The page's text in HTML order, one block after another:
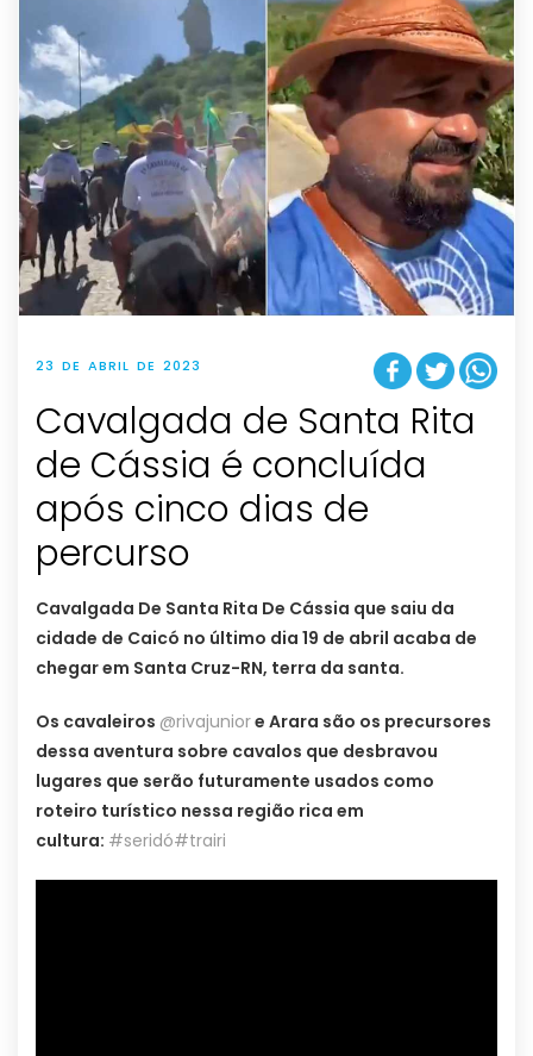
23 DE ABRIL DE 2023
Cavalgada de Santa Rita
de Cássia é concluída
após cinco dias de
percurso
Cavalgada De Santa Rita De Cássia que saiu da
cidade de Caicó no último dia 19 de abril acaba de
chegar em Santa Cruz-RN, terra da santa.
Os cavaleiros @rivajuniore Arara são os precursores
dessa aventura sobre cavalos que desbravou
lugares que serão futuramente usados como
roteiro turístico nessa região rica em
cultura: #seridó#trairi